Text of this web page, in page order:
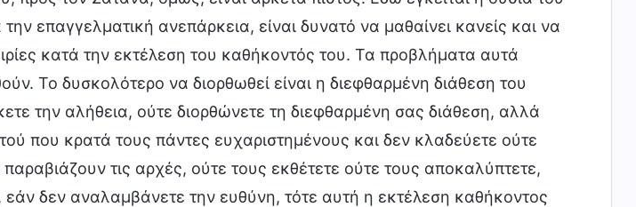
επαγγελματική ανεπάρκεια, είναι δυνατό να μαθαίνει κανείς και να
κατά την εκτέλεση του καθήκοντός του. Τα προβλήματα αυτά
Το δυσκολότερο να διορθωθεί είναι η διεφθαρμένη διάθεση του
την αλήθεια, ούτε διορθώνετε τη διεφθαρμένη σας διάθεση, αλλά
που κρατά τους πάντες ευχαριστημένους και δεν κλαδεύετε ούτε
τις αρχές, ούτε τους εκθέτετε ούτε τους αποκαλύπτετε,
δεν αναλαμβάνετε την ευθύνη, τότε αυτή η εκτέλεση καθήκοντος